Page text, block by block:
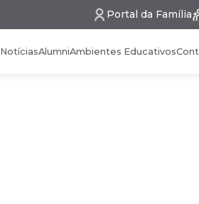
Portal da Família
NotíciasAlumniAmbientes Educativos